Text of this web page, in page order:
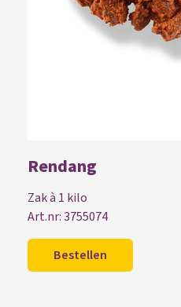
Rendang
Zak à 1 kilo
Art.nr: 3755074
Bestellen